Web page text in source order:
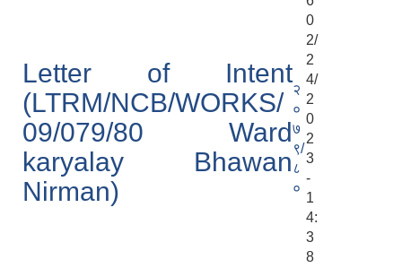
Letter of Intent
(LTRM/NCB/WORKS/
09/079/80 Ward
karyalay Bhawan
Nirman)
२
०
७
९/
८
०
0
2/
2
4/
2
0
2
3
-
1
4:
3
8